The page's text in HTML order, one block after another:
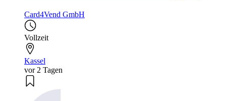
Card4Vend GmbH
Vollzeit
Kassel
vor 2 Tagen